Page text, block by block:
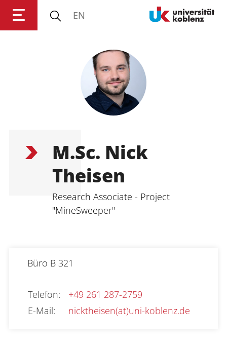
Impressum Datenschutz
EN
M.Sc. Nick
Theisen
Research Associate - Project
"MineSweeper"
Büro B 321
Telefon:
+49 261 287-2759
E-Mail: nicktheisen(at)uni-koblenz.de